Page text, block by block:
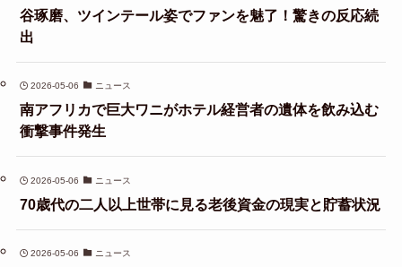
谷琢磨、ツインテール姿でファンを魅了！驚きの反応続
出
2026-05-06 ニュース
南アフリカで巨大ワニがホテル経営者の遺体を飲み込む
衝撃事件発生
2026-05-06 ニュース
70歳代の二人以上世帯に見る老後資金の現実と貯蓄状況
2026-05-06 ニュース